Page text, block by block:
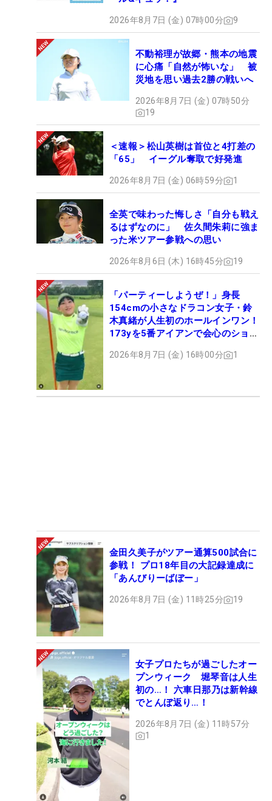
2026年8月7日 (金) 07時00分 9
不動裕理が故郷・熊本の地震
に心痛「自然が怖いな」 被
災地を思い過去2勝の戦いへ
2026年8月7日 (金) 07時50分
19
＜速報＞松山英樹は首位と4打差の
「65」 イーグル奪取で好発進
2026年8月7日 (金) 06時59分 1
全英で味わった悔しさ「自分も戦え
るはずなのに」 佐久間朱莉に強ま
った米ツアー参戦への思い
2026年8月6日 (木) 16時45分 19
「パーティーしようぜ！」身長
154cmの小さなドラコン女子・鈴
木真緒が人生初のホールインワン！
173yを5番アイアンで会心のショッ
2026年8月7日 (金) 16時00分 1
金田久美子がツアー通算500試合に
参戦！ プロ18年目の大記録達成に
「あんびりーばぼー」
2026年8月7日 (金) 11時25分 19
女子プロたちが過ごしたオー
プンウィーク 堀琴音は人生
初の…！ 六車日那乃は新幹線
でとんぼ返り…！
2026年8月7日 (金) 11時57分
1